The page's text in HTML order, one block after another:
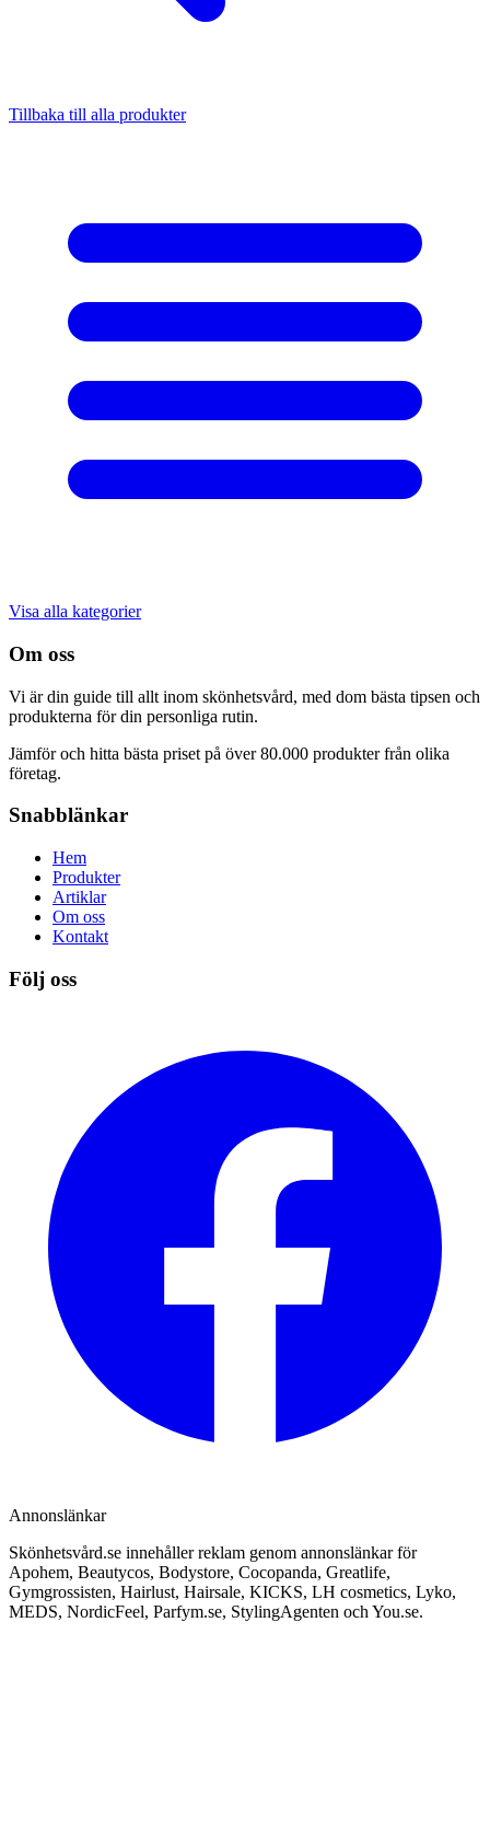
Tillbaka till alla produkter
Visa alla kategorier
Om oss
Vi är din guide till allt inom skönhetsvård, med dom bästa tipsen och
produkterna för din personliga rutin.
Jämför och hitta bästa priset på över 80.000 produkter från olika
företag.
Snabblänkar
Hem
Produkter
Artiklar
Om oss
Kontakt
Följ oss
Annonslänkar
Skönhetsvård.se innehåller reklam genom annonslänkar för
Apohem, Beautycos, Bodystore, Cocopanda, Greatlife,
Gymgrossisten, Hairlust, Hairsale, KICKS, LH cosmetics, Lyko,
MEDS, NordicFeel, Parfym.se, StylingAgenten och You.se.